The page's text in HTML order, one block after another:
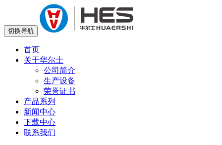
切换导航
首页
关于华尔士
公司简介
生产设备
荣誉证书
产品系列
新闻中心
下载中心
联系我们